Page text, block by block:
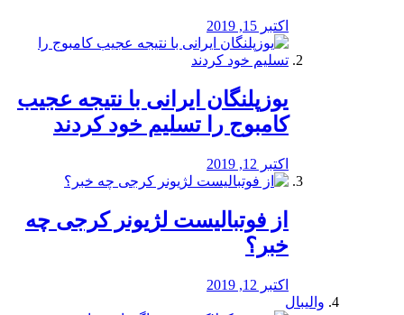
اکتبر 15, 2019
یوزپلنگان ایرانی با نتیجه عجیب
کامبوج را تسلیم خود کردند
اکتبر 12, 2019
از فوتبالیست لژیونر کرجی چه
خبر؟
اکتبر 12, 2019
والیبال